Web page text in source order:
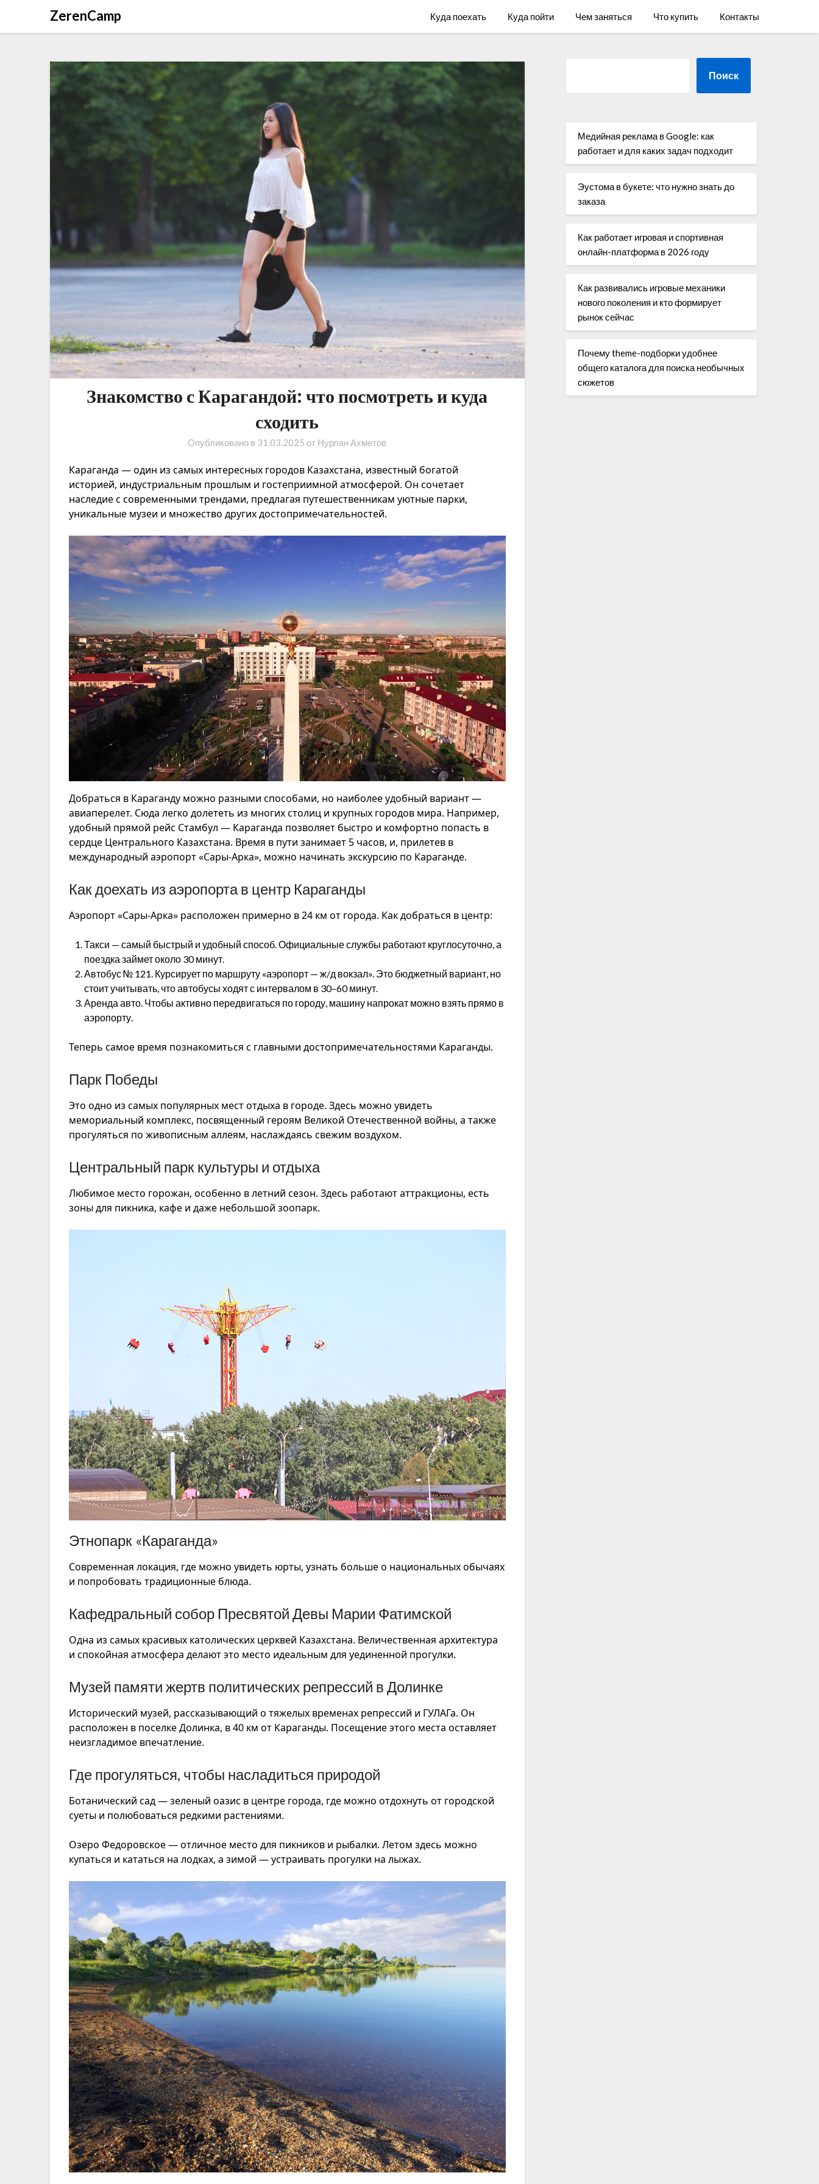
ZerenCamp Куда поехать Куда пойти Чем заняться Что купить Контакты
Знакомство с Карагандой: что посмотреть и куда
сходить
Опубликовано в 31.03.2025 от Нурлан Ахметов
Караганда — один из самых интересных городов Казахстана, известный богатой
историей, индустриальным прошлым и гостеприимной атмосферой. Он сочетает
наследие с современными трендами, предлагая путешественникам уютные парки,
уникальные музеи и множество других достопримечательностей.
Добраться в Караганду можно разными способами, но наиболее удобный вариант —
авиаперелет. Сюда легко долететь из многих столиц и крупных городов мира. Например,
удобный прямой рейс Стамбул — Караганда позволяет быстро и комфортно попасть в
сердце Центрального Казахстана. Время в пути занимает 5 часов, и, прилетев в
международный аэропорт «Сары-Арка», можно начинать экскурсию по Караганде.
Как доехать из аэропорта в центр Караганды
Аэропорт «Сары-Арка» расположен примерно в 24 км от города. Как добраться в центр:
Такси — самый быстрый и удобный способ. Официальные службы работают круглосуточно, а
поездка займет около 30 минут.
Автобус № 121. Курсирует по маршруту «аэропорт — ж/д вокзал». Это бюджетный вариант, но
стоит учитывать, что автобусы ходят с интервалом в 30–60 минут.
Аренда авто. Чтобы активно передвигаться по городу, машину напрокат можно взять прямо в
аэропорту.
Теперь самое время познакомиться с главными достопримечательностями Караганды.
Парк Победы
Это одно из самых популярных мест отдыха в городе. Здесь можно увидеть
мемориальный комплекс, посвященный героям Великой Отечественной войны, а также
прогуляться по живописным аллеям, наслаждаясь свежим воздухом.
Центральный парк культуры и отдыха
Любимое место горожан, особенно в летний сезон. Здесь работают аттракционы, есть
зоны для пикника, кафе и даже небольшой зоопарк.
Этнопарк «Караганда»
Современная локация, где можно увидеть юрты, узнать больше о национальных обычаях
и попробовать традиционные блюда.
Кафедральный собор Пресвятой Девы Марии Фатимской
Одна из самых красивых католических церквей Казахстана. Величественная архитектура
и спокойная атмосфера делают это место идеальным для уединенной прогулки.
Музей памяти жертв политических репрессий в Долинке
Исторический музей, рассказывающий о тяжелых временах репрессий и ГУЛАГа. Он
расположен в поселке Долинка, в 40 км от Караганды. Посещение этого места оставляет
неизгладимое впечатление.
Где прогуляться, чтобы насладиться природой
Ботанический сад — зеленый оазис в центре города, где можно отдохнуть от городской
суеты и полюбоваться редкими растениями.
Озеро Федоровское — отличное место для пикников и рыбалки. Летом здесь можно
купаться и кататься на лодках, а зимой — устраивать прогулки на лыжах.
Поиск
Медийная реклама в Google: как
работает и для каких задач подходит
Эустома в букете: что нужно знать до
заказа
Как работает игровая и спортивная
онлайн-платформа в 2026 году
Как развивались игровые механики
нового поколения и кто формирует
рынок сейчас
Почему theme-подборки удобнее
общего каталога для поиска необычных
сюжетов